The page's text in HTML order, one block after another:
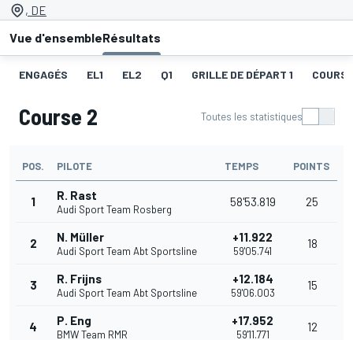
, DE
Vue d'ensembleRésultats
ENGAGÉS EL1 EL2 Q1 GRILLE DE DÉPART 1
Course 2 Toutes les statistiques
POS. PILOTE TEMPS POINTS
1 R. Rast
Audi Sport Team Rosberg
58'53.819 25
2 N. Müller
Audi Sport Team Abt Sportsline
+11.922
59'05.741
18
3 R. Frijns
Audi Sport Team Abt Sportsline
+12.184
59'06.003
15
4 P. Eng
BMW Team RMR
+17.952
59'11.771
12